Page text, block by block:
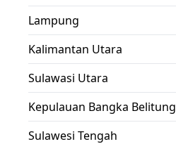
Lampung
Kalimantan Utara
Sulawasi Utara
Kepulauan Bangka Belitung
Sulawesi Tengah